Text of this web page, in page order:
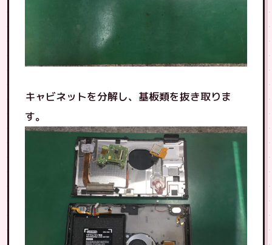
キャビネットを分解し、基板類を抜き取りま
す。